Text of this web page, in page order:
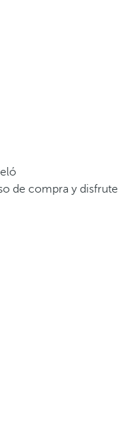
de compra y disfrute